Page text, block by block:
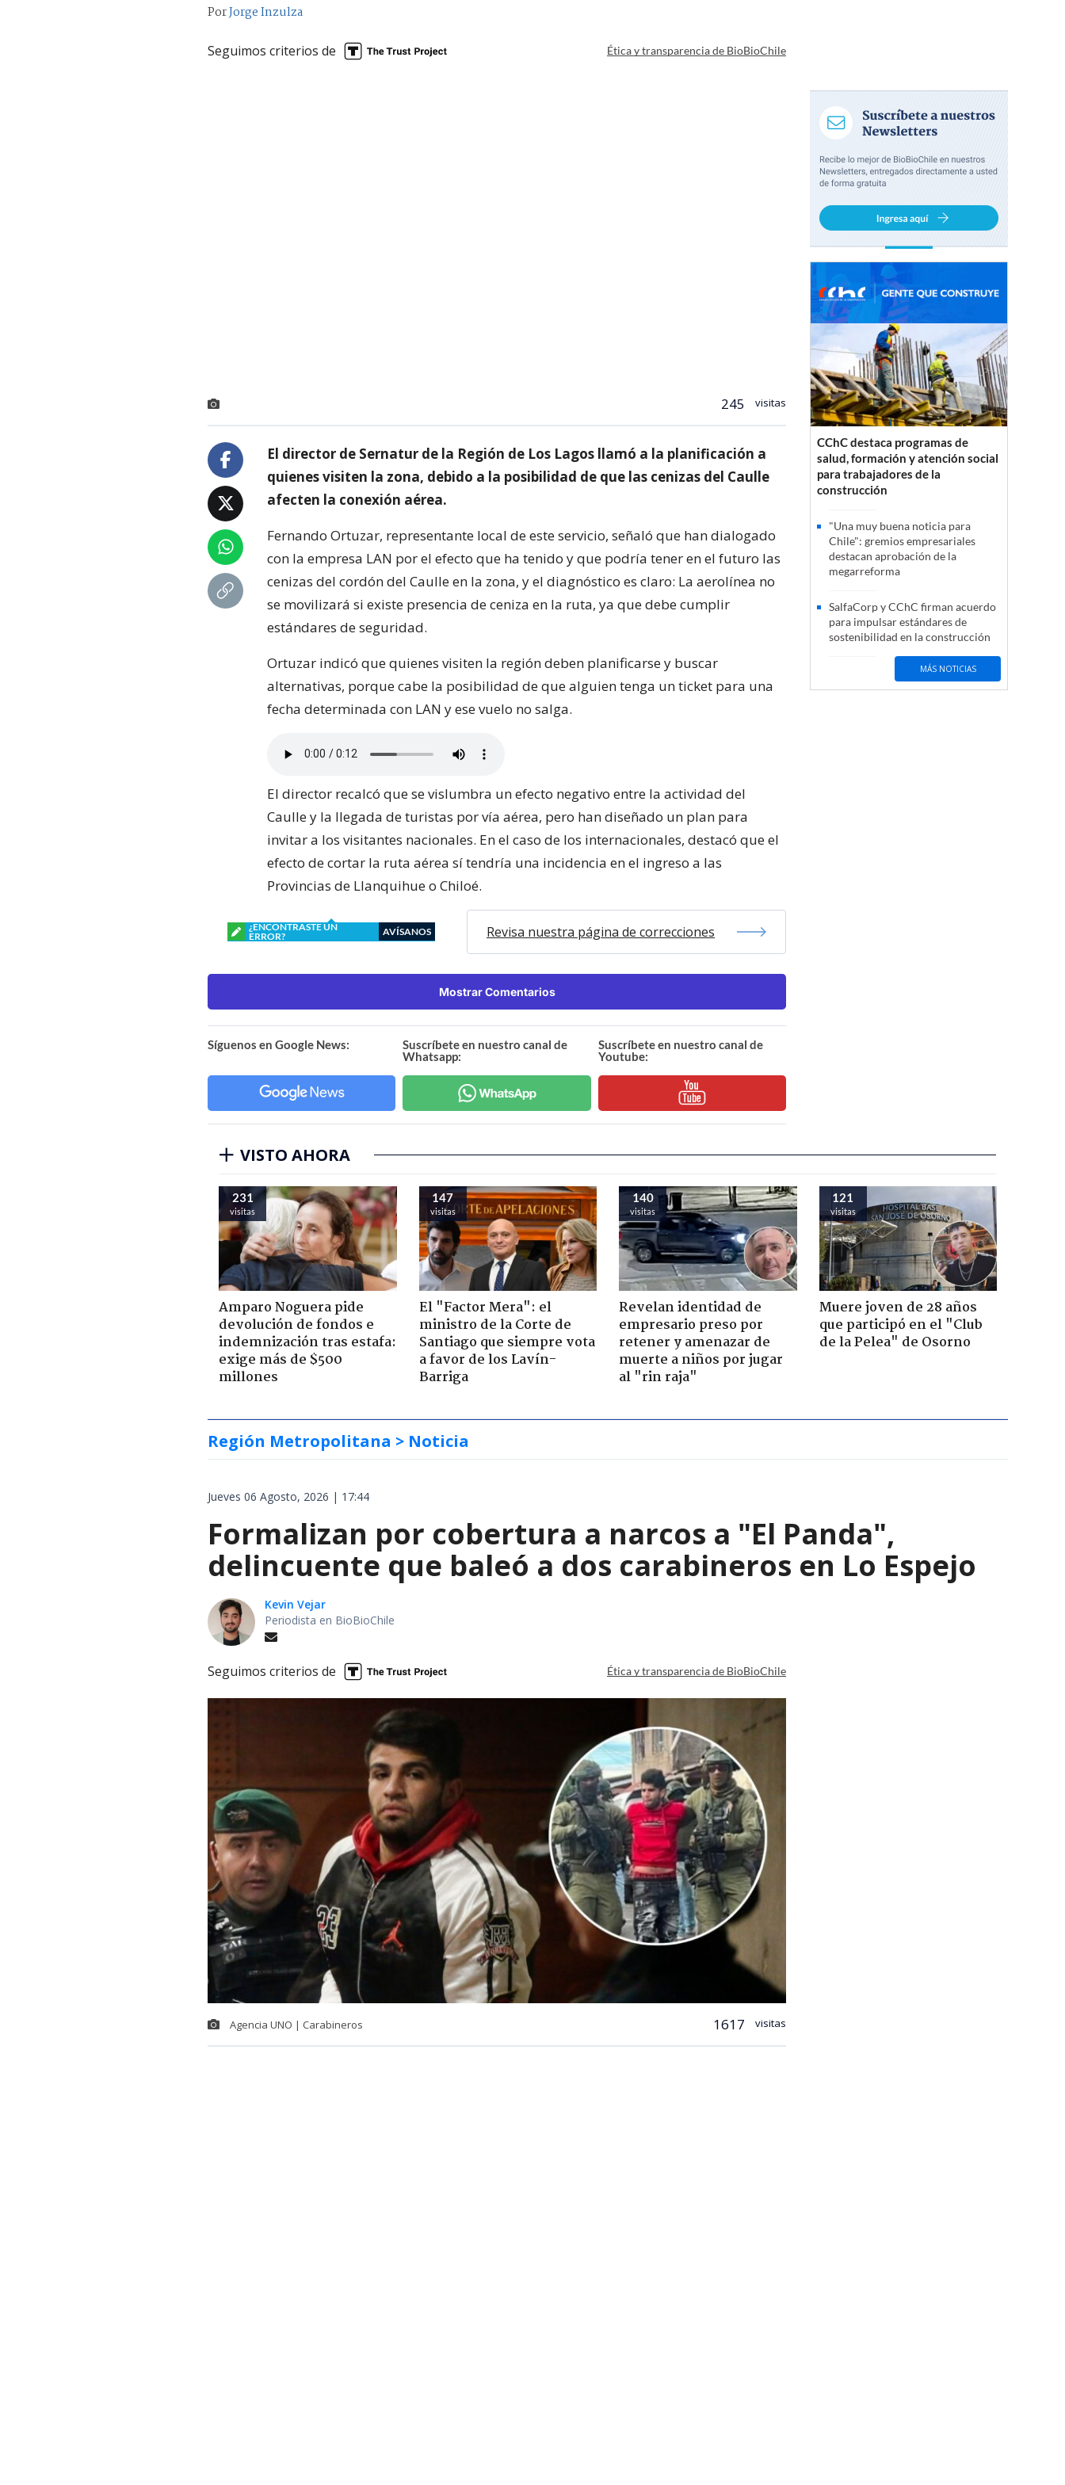
PorJorge Inzulza
Seguimos criterios de Ética y transparencia de BioBioChile
245 visitas
El director de Sernatur de la Región de Los Lagos llamó a la planificación a
quienes visiten la zona, debido a la posibilidad de que las cenizas del Caulle
afecten la conexión aérea.
Fernando Ortuzar, representante local de este servicio, señaló que han dialogado
con la empresa LAN por el efecto que ha tenido y que podría tener en el futuro las
cenizas del cordón del Caulle en la zona, y el diagnóstico es claro: La aerolínea no
se movilizará si existe presencia de ceniza en la ruta, ya que debe cumplir
estándares de seguridad.
Ortuzar indicó que quienes visiten la región deben planificarse y buscar
alternativas, porque cabe la posibilidad de que alguien tenga un ticket para una
fecha determinada con LAN y ese vuelo no salga.
El director recalcó que se vislumbra un efecto negativo entre la actividad del
Caulle y la llegada de turistas por vía aérea, pero han diseñado un plan para
invitar a los visitantes nacionales. En el caso de los internacionales, destacó que el
efecto de cortar la ruta aérea sí tendría una incidencia en el ingreso a las
Provincias de Llanquihue o Chiloé.
¿ENCONTRASTE UN
ERROR?
AVÍSANOS Revisa nuestra página de correcciones
Mostrar Comentarios
Síguenos en Google News:
Suscríbete en nuestro canal de
Whatsapp:
Suscríbete en nuestro canal de
Youtube:
CChC destaca programas de
salud, formación y atención social
para trabajadores de la
construcción
"Una muy buena noticia para
Chile": gremios empresariales
destacan aprobación de la
megarreforma
SalfaCorp y CChC firman acuerdo
para impulsar estándares de
sostenibilidad en la construcción
MÁS NOTICIAS
VISTO AHORA
231
visitas
Amparo Noguera pide
devolución de fondos e
indemnización tras estafa:
exige más de $500
millones
147
visitas
El "Factor Mera": el
ministro de la Corte de
Santiago que siempre vota
a favor de los Lavín-
Barriga
140
visitas
Revelan identidad de
empresario preso por
retener y amenazar de
muerte a niños por jugar
al "rin raja"
121
visitas
Muere joven de 28 años
que participó en el "Club
de la Pelea" de Osorno
Región Metropolitana > Noticia
Jueves 06 Agosto, 2026 | 17:44
Formalizan por cobertura a narcos a "El Panda",
delincuente que baleó a dos carabineros en Lo Espejo
Kevin Vejar
Periodista en BioBioChile
Seguimos criterios de Ética y transparencia de BioBioChile
Agencia UNO | Carabineros 1617 visitas